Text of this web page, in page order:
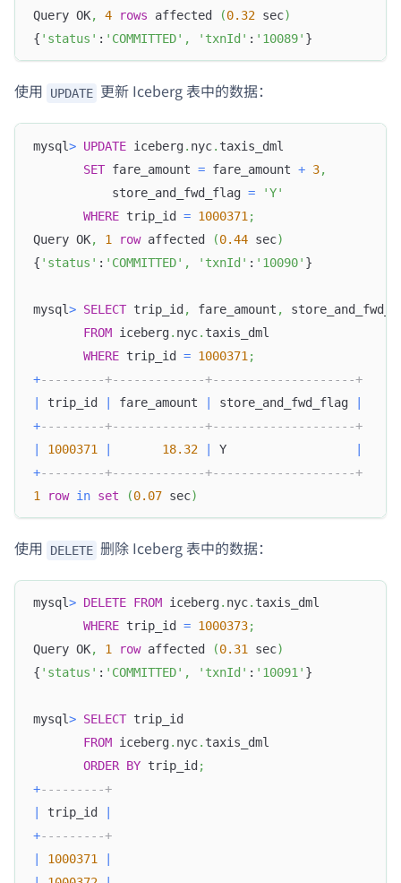
Query OK, 4 rows affected (0.32 sec)
{ 'status' : 'COMMITTED' , 'txnId' : '10089' }
使用 UPDATE 更新 Iceberg 表中的数据：
mysql> UPDATE iceberg. nyc. taxis_dml
SET fare_amount = fare_amount + 3,
           store_and_fwd_flag
=
'Y'
WHERE trip_id = 1000371 ;
Query OK, 1 row affected (0.44 sec)
{ 'status' : 'COMMITTED' , 'txnId' : '10090' }
mysql> SELECT trip_id, fare_amount ,
FROM iceberg. nyc. taxis_dml
WHERE trip_id = 1000371 ;
+---------+-------------+--------------------+
|
trip_id | fare_amount | store_and_fwd_flag
|
+---------+-------------+--------------------+
|
1000371 | 18.32 | Y
|
+---------+-------------+--------------------+
1
row in set (0.07 sec)
使用 DELETE 删除 Iceberg 表中的数据：
mysql> DELETE FROM iceberg. nyc. taxis_dml
WHERE trip_id = 1000373;
Query OK, 1 row affected (0.31 sec)
{ 'status' : 'COMMITTED' , 'txnId' : '10091' }
mysql> SELECT trip_id
FROM iceberg. nyc. taxis_dml
ORDER BY trip_id ;
+---------+
trip_id
+---------+
1000371